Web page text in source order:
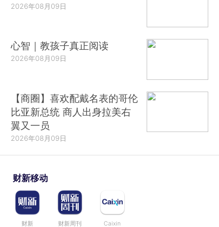
2026年08月09日
心智｜教孩子真正阅读
2026年08月09日
【商圈】喜欢配戴名表的哥伦
比亚新总统 商人出身拉美右
翼又一员
2026年08月09日
财新移动
财新 财新周刊 Caixin